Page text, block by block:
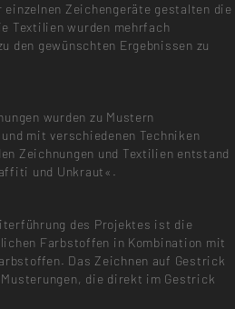
einzelnen Zeichengeräte gestalten die
Textilien wurden mehrfach
den gewünschten Ergebnissen zu
wurden zu Mustern
mit verschiedenen Techniken
Zeichnungen und Textilien entstand
und Unkraut«.
des Projektes ist die
Farbstoffen in Kombination mit
Das Zeichnen auf Gestrick
die direkt im Gestrick